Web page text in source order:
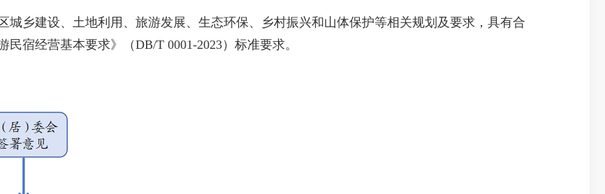
城乡建设、土地利用、旅游发展、生态环保、乡村振兴和山体保护等相关规划及要求，具有合
宿经营基本要求》（DB/T 0001-2023）标准要求。